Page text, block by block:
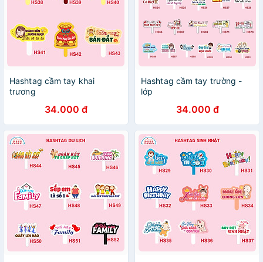
Hashtag cầm tay khai
trương
34.000 đ
Hashtag cầm tay trường -
lớp
34.000 đ